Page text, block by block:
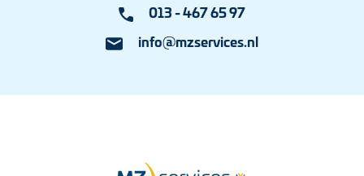
013 - 467 65 97
info@mzservices.nl